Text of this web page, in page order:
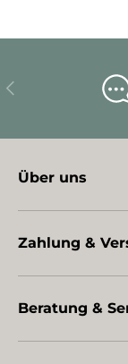
Vorherige
Über uns
Zahlung &
Beratung &